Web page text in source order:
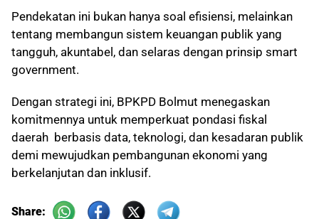
Pendekatan ini bukan hanya soal efisiensi, melainkan
tentang membangun sistem keuangan publik yang
tangguh, akuntabel, dan selaras dengan prinsip smart
government.
Dengan strategi ini, BPKPD Bolmut menegaskan
komitmennya untuk memperkuat pondasi fiskal
daerah berbasis data, teknologi, dan kesadaran publik
demi mewujudkan pembangunan ekonomi yang
berkelanjutan dan inklusif.
Share: